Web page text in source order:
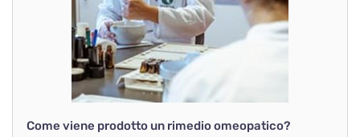
Come viene prodotto un rimedio omeopatico?